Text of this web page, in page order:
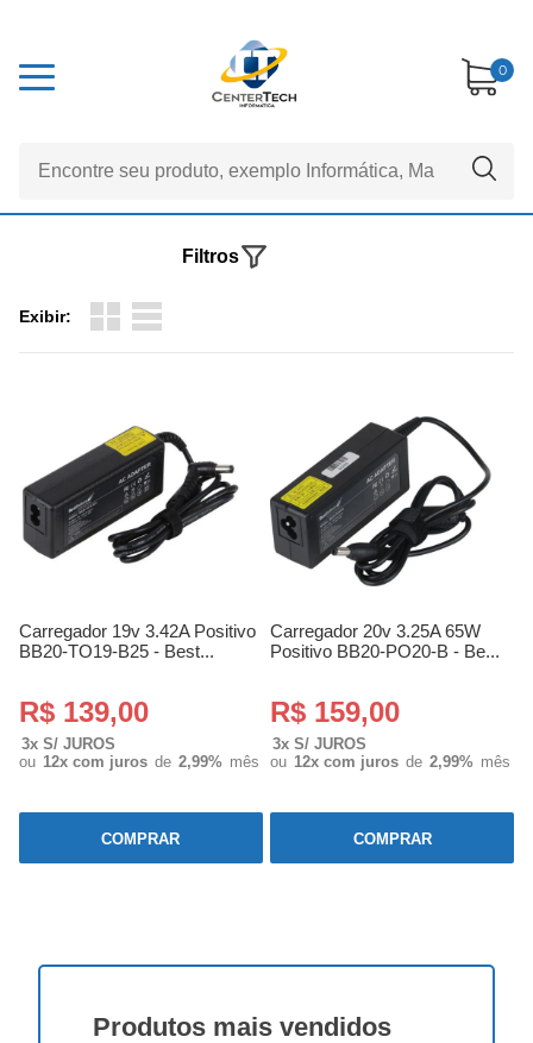
0
Exibir:
Filtros
Carregador 19v 3.42A Positivo
BB20-TO19-B25 - Best...
R$ 139,00
3x S/ JUROS
ou 12x com juros de 2,99% mês
COMPRAR
Carregador 20v 3.25A 65W
Positivo BB20-PO20-B - Be...
R$ 159,00
3x S/ JUROS
ou 12x com juros de 2,99% mês
COMPRAR
Produtos mais vendidos